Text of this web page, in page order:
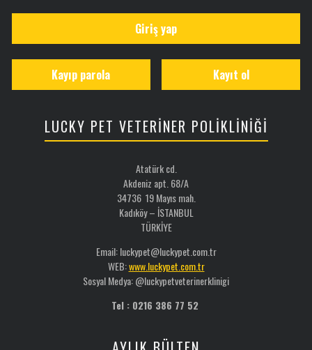
Giriş yap
Kayıt ol
Kayıp parola
LUCKY PET VETERİNER POLİKLİNİĞİ
Atatürk cd.
Akdeniz apt. 68/A
34736 19 Mayıs mah.
Kadıköy – İSTANBUL
TÜRKİYE
Email: luckypet@luckypet.com.tr
WEB:www.luckypet.com.tr
Sosyal Medya: @luckypetveterinerklinigi
Tel : 0216 386 77 52